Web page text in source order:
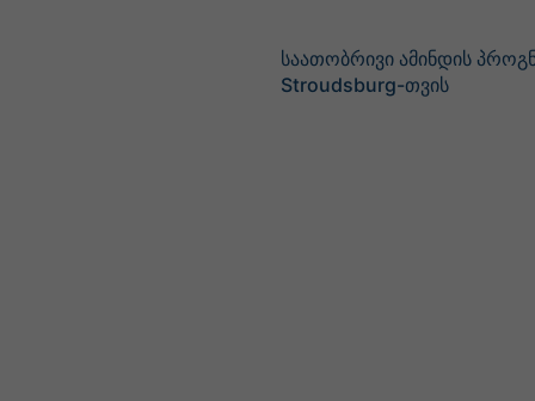
საათობრივი ამინდის
Stroudsburg-თვის